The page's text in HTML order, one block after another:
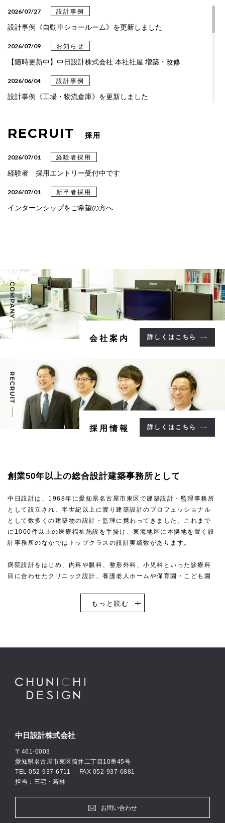
2026/07/27 設計事例
設計事例《自動車ショールーム》を更新しました
2026/07/09 お知らせ
【随時更新中】中日設計株式会社 本社社屋 増築・改修
2026/06/04 設計事例
設計事例《工場・物流倉庫》を更新しました
設計事例《総合・専門クリニック》を更新しました
設計事例《集合住宅》を更新しました
2025/02/13 設計事例
設計事例《福祉施設》を更新しました
2025/02/04
設計事例《事務所》を更新しました。
RECRUIT 採用
2026/07/01 経験者採用
経験者 採用エントリー受付中です
2026/07/01 新卒者採用
インターンシップをご希望の方へ
会社案内 詳しくはこちら
採用情報 詳しくはこちら
創業50年以上の総合設計建築事務所として
中日設計は、1968年に愛知県名古屋市東区で建築設計・監理事務所
として設立され、半世紀以上に渡り建築設計のプロフェッショナル
として数多くの建築物の設計・監理に携わってきました。これまで
に1000件以上の医療福祉施設を手掛け、東海地区に本拠地を置く設
計事務所のなかではトップクラスの設計実績数があります。
病院設計をはじめ、内科や眼科、整形外科、小児科といった診療科
目に合わせたクリニック設計、養護老人ホームや保育園・こども園
スパート設計士が自社に在籍し、お客様の思いやご要望に柔軟に対
応できる設計体制を整えています。
す。
もっと読む
中日設計株式会社
〒461-0003
愛知県名古屋市東区筒井二丁目10番45号
TEL 052-937-6711 FAX 052-937-6881
担当：三宅・若林
お問い合わせ